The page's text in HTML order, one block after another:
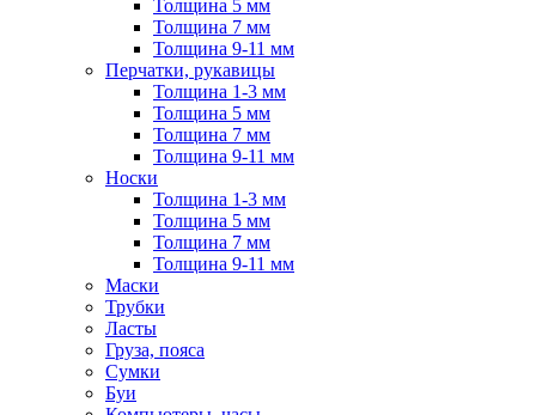
Толщина 5 мм
Толщина 7 мм
Толщина 9-11 мм
Перчатки, рукавицы
Толщина 1-3 мм
Толщина 5 мм
Толщина 7 мм
Толщина 9-11 мм
Носки
Толщина 1-3 мм
Толщина 5 мм
Толщина 7 мм
Толщина 9-11 мм
Маски
Трубки
Ласты
Груза, пояса
Сумки
Буи